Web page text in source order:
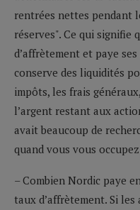
rentrées nettes pendant
réserves". Ce qui signifie
d’affrètement et paye
conserve des liquidités
impôts, les frais
l’argent restant aux
avait beaucoup de
quand vous vous
– Combien Nordic paye
taux d’affrètement. Si